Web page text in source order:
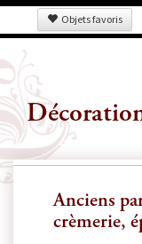
Objets favoris
Anciens
crèmerie,